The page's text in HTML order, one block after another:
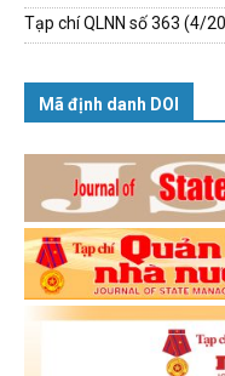
Tạp chí QLNN số 363 (4/
Mã định danh DOI